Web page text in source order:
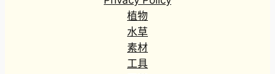
植物
水草
素材
工具